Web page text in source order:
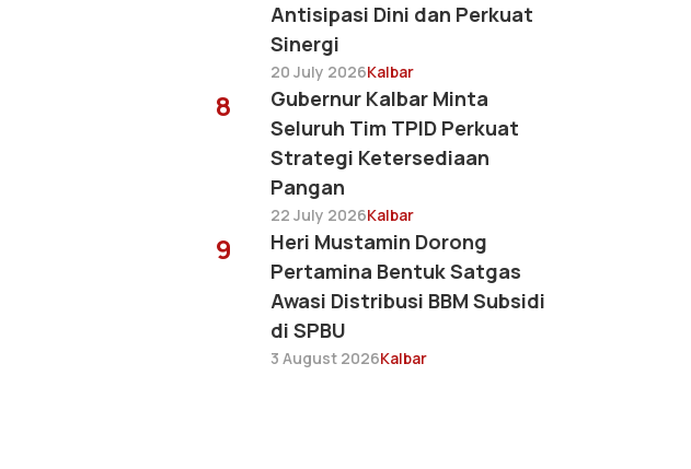
Antisipasi Dini dan Perkuat
Sinergi
20 July 2026Kalbar
8
Gubernur Kalbar Minta
Seluruh Tim TPID Perkuat
Strategi Ketersediaan
Pangan
22 July 2026Kalbar
9
Heri Mustamin Dorong
Pertamina Bentuk Satgas
Awasi Distribusi BBM Subsidi
di SPBU
3 August 2026Kalbar